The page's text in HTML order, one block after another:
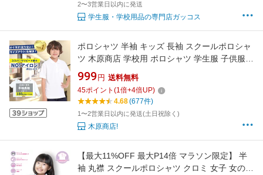
2〜3営業日以内に発送
学生服・学校用品の専門店ガッコス
ポロシャツ 半袖 キッズ 長袖 スクールポロシャ
ツ 木原商店 学校用 ポロシャツ 学生服 子供服
白 無地 ノーアイロン 吸汗速乾 通学 小学生 男
の子 女の子 2枚購入専用 オールシーズン 新学
期 入学 保育園 小学校 鹿の子 100～180cm
999 円 送料無料
45ポイント (1倍+4倍UP)
4.68(677件)
1〜2営業日以内に発送(土日祝除く)
木原商店!
【最大11%OFF 最大P14倍 マラソン限定】 半
袖 丸襟 スクールポロシャツ クロミ 女子 女の子